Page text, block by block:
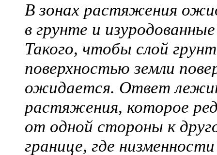
В зонах растяжения
в грунте и
Такого, чтобы слой
поверхностью земли
ожидается. Ответ
растяжения, которое
от одной стороны к
границе, где